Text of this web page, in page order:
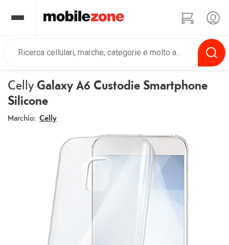
CellyGalaxy A6 Custodie Smartphone
Silicone
Marchio: Celly